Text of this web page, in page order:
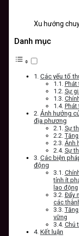
Xu hướng
Danh mục
Các yếu tố
Phát
Sự
Phát
Ảnh hưởng
địa phương
Sự
Ảnh
Sự
Các biện
động
tỉnh ít
lao động
Đẩy
các
vững
Chú
Kết luận